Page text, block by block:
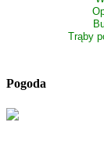
Trąby
Pogoda